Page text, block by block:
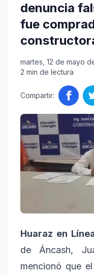
denuncia
fue
martes, 12 de mayo
2 min de lectura
Compartir:
Huaraz en
de Áncash,
mencionó que